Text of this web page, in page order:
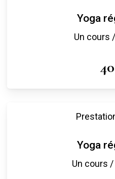
Yoga
Un cours
Yoga
Un cours